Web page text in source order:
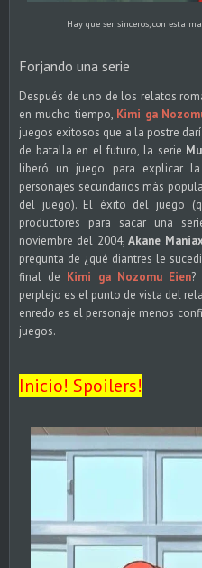
Hay que ser sinceros, con esta
Forjando una serie
Después de uno de los relatos
en mucho tiempo, Kimi ga
juegos exitosos que a la postre
de batalla en el futuro, la serie
liberó un juego para explicar
personajes secundarios más
del juego). El éxito del juego
productores para sacar una
noviembre del 2004,Akane
pregunta de ¿qué diantres le
final de Kimi ga Nozomu Eien?
perplejo es el punto de vista del
enredo es el personaje menos
juegos.
Inicio! Spoilers!